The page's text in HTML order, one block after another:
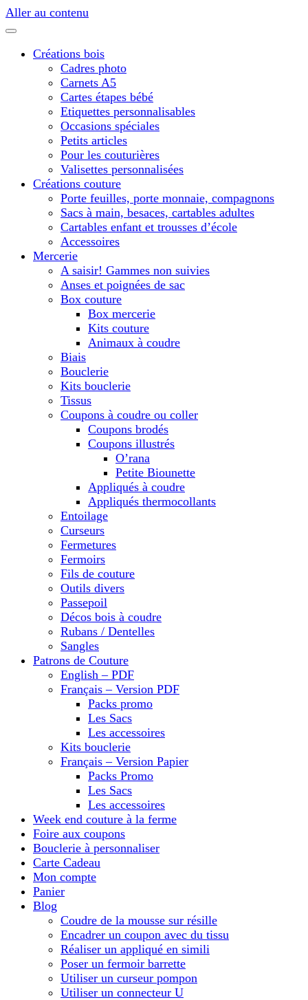
Aller au contenu
Créations bois
Cadres photo
Carnets A5
Cartes étapes bébé
Etiquettes personnalisables
Occasions spéciales
Petits articles
Pour les couturières
Valisettes personnalisées
Créations couture
Porte feuilles, porte monnaie, compagnons
Sacs à main, besaces, cartables adultes
Cartables enfant et trousses d’école
Accessoires
Mercerie
A saisir! Gammes non suivies
Anses et poignées de sac
Box couture
Box mercerie
Kits couture
Animaux à coudre
Biais
Bouclerie
Kits bouclerie
Tissus
Coupons à coudre ou coller
Coupons brodés
Coupons illustrés
O’rana
Petite Biounette
Appliqués à coudre
Appliqués thermocollants
Entoilage
Curseurs
Fermetures
Fermoirs
Fils de couture
Outils divers
Passepoil
Décos bois à coudre
Rubans / Dentelles
Sangles
Patrons de Couture
English – PDF
Français – Version PDF
Packs promo
Les Sacs
Les accessoires
Kits bouclerie
Français – Version Papier
Packs Promo
Les Sacs
Les accessoires
Week end couture à la ferme
Foire aux coupons
Bouclerie à personnaliser
Carte Cadeau
Mon compte
Panier
Blog
Coudre de la mousse sur résille
Encadrer un coupon avec du tissu
Réaliser un appliqué en simili
Poser un fermoir barrette
Utiliser un curseur pompon
Utiliser un connecteur U